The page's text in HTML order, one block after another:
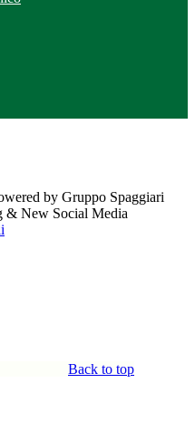
by Gruppo Spaggiari
& New Social Media
Back to top